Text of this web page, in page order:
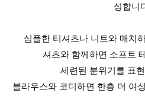
성합니
심플한 티셔츠나 니트와 매치
셔츠와 함께하면 소프트
세련된 분위기를 표
블라우스와 코디하면 한층 더 여